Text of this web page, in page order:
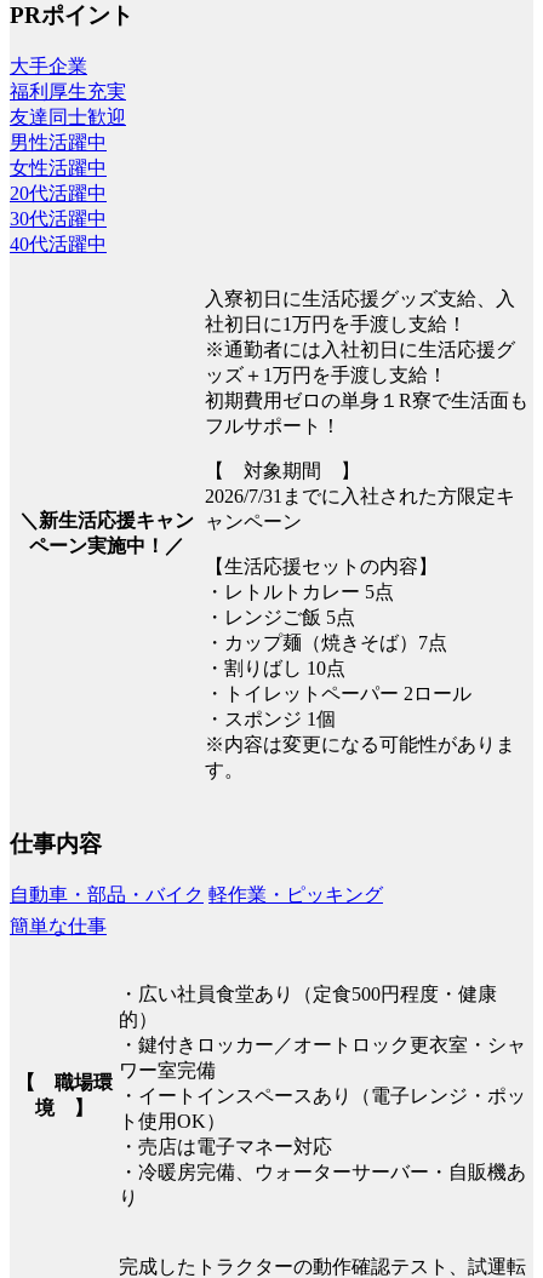
PRポイント
大手企業
福利厚生充実
友達同士歓迎
男性活躍中
女性活躍中
20代活躍中
30代活躍中
40代活躍中
＼新生活応援キャン
ペーン実施中！／
入寮初日に生活応援グッズ支給、入
社初日に1万円を手渡し支給！
※通勤者には入社初日に生活応援グ
ッズ＋1万円を手渡し支給！
初期費用ゼロの単身１R寮で生活面も
フルサポート！
【 対象期間 】
2026/7/31までに入社された方限定キ
ャンペーン
【生活応援セットの内容】
・レトルトカレー 5点
・レンジご飯 5点
・カップ麺（焼きそば）7点
・割りばし 10点
・トイレットペーパー 2ロール
・スポンジ 1個
※内容は変更になる可能性がありま
す。
仕事内容
自動車・部品・バイク 軽作業・ピッキング
簡単な仕事
【 職場環
境 】
・広い社員食堂あり（定食500円程度・健康
的）
・鍵付きロッカー／オートロック更衣室・シャ
ワー室完備
・イートインスペースあり（電子レンジ・ポッ
ト使用OK）
・売店は電子マネー対応
・冷暖房完備、ウォーターサーバー・自販機あ
り
完成したトラクターの動作確認テスト、試運転